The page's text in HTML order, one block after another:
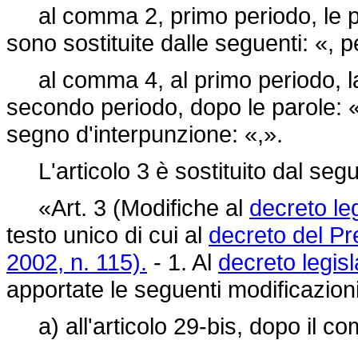
al comma 2, primo periodo, le
sono sostituite dalle seguenti: «,
al comma 4, al primo periodo,
secondo periodo, dopo le parole:
segno d'interpunzione: «,».
L'articolo 3 è sostituito dal
«Art. 3 (Modifiche al decreto
testo unico di cui al decreto del
2002, n. 115). - 1. Al decreto
apportate le seguenti
a) all'articolo 29-bis, dopo il